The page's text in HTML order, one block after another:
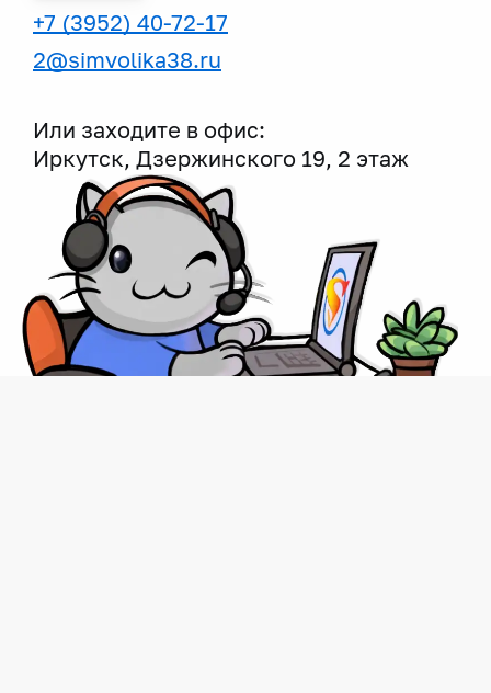
+7 (3952) 40-72-17
2@simvolika38.ru
Или заходите в офис:
Иркутск, Дзержинского 19, 2 этаж